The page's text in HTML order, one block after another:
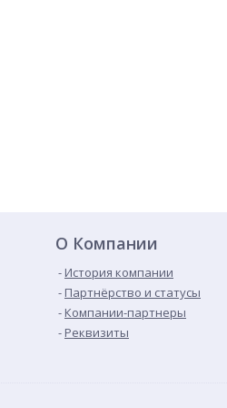
О Компании
История компании
Партнёрство и статусы
Компании-партнеры
Реквизиты